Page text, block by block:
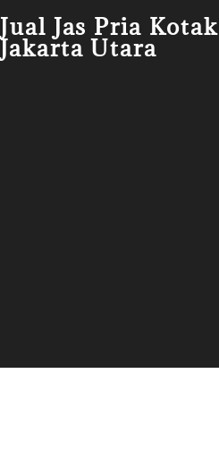
Jual Jas Pria
Jakarta Utara